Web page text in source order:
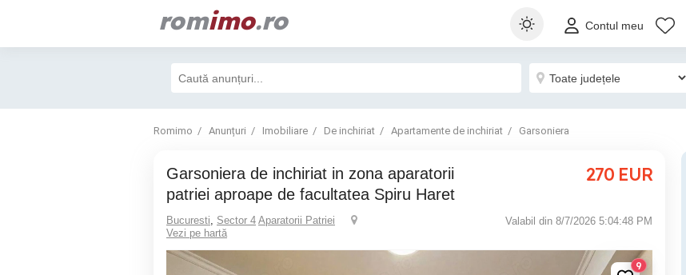
romimo.ro Contul meu
Romimo Anunțuri Imobiliare De inchiriat Apartamente de inchiriat Garsoniera
Garsoniera de inchiriat in zona aparatorii
patriei aproape de facultatea Spiru Haret
270 EUR
Bucuresti, Sector 4 Aparatorii Patriei
Vezi pe hartă
Valabil din 8/7/2026 5:04:48 PM
9